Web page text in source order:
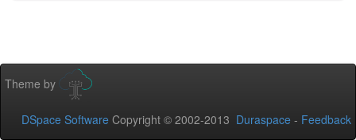
Theme by
DSpace Software Copyright © 2002-2013 Duraspace - Feedback